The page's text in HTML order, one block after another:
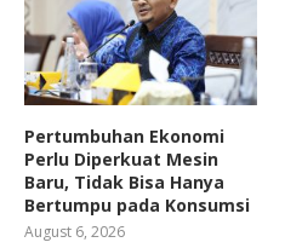
Pertumbuhan Ekonomi
Perlu Diperkuat Mesin
Baru, Tidak Bisa Hanya
Bertumpu pada Konsumsi
August 6, 2026